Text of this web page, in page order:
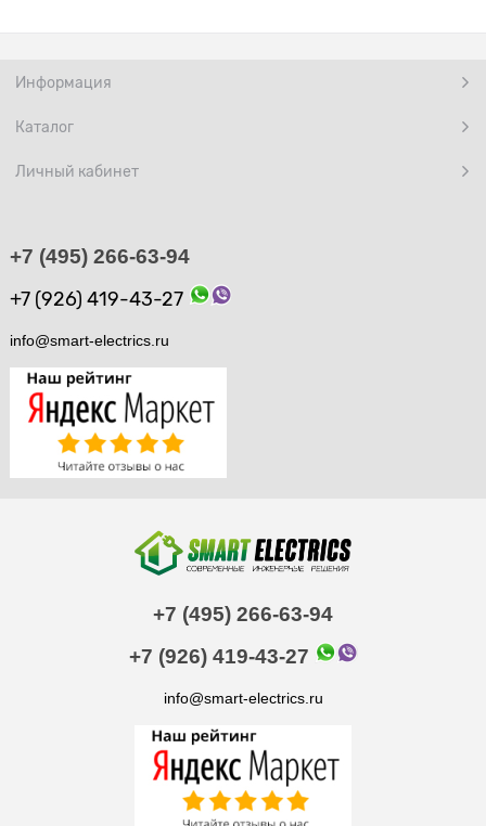
Информация
Каталог
Личный кабинет
+7 (495) 266-63-94
+7 (926) 419-43-27
info@smart-electrics.ru
+7 (495) 266-63-94
+7 (926) 419-43-27
info@smart-electrics.ru